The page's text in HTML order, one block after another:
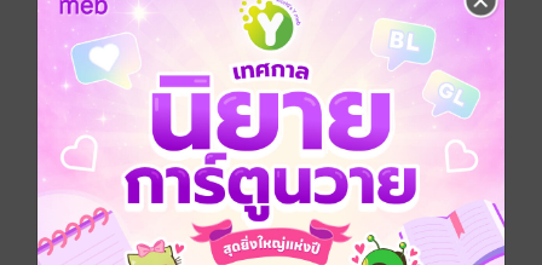
อยากได้ ซื้อเป็นของขวัญ แชร์
ประชาชาติธุรกิจ วันจันทร์ที่ 21 ตุลาคม พ.ศ.2562
ประเภทไฟล์
วันที่วางขาย 19 ตุลาคม 2562